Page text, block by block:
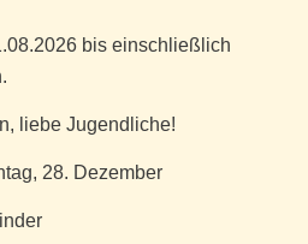
bis einschließlich
liebe Jugendliche!
28. Dezember